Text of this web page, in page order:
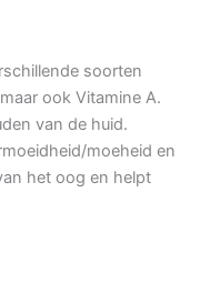
soorten
ook Vitamine A.
van de huid.
moeheid en
het oog en helpt